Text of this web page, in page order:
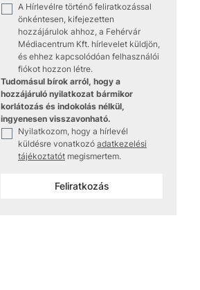
A Hírlevélre történő feliratkozással
önkéntesen, kifejezetten
hozzájárulok ahhoz, a Fehérvár
Médiacentrum Kft. hírlevelet küldjön,
és ehhez kapcsolódóan felhasználói
fiókot hozzon létre.
Tudomásul bírok arról, hogy a
hozzájáruló nyilatkozat bármikor
korlátozás és indokolás nélkül,
ingyenesen visszavonható.
Nyilatkozom, hogy a hírlevél
küldésre vonatkozó adatkezelési
tájékoztatót megismertem.
Feliratkozás